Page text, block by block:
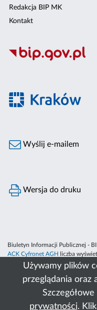
Używamy plików
przeglądania oraz
prywatności.
Redakcja BIP MK
Kontakt
Wyślij e-mailem
Wersja do druku
Biuletyn Informacji Publicznej -
ACK Cyfronet AGH
liczba